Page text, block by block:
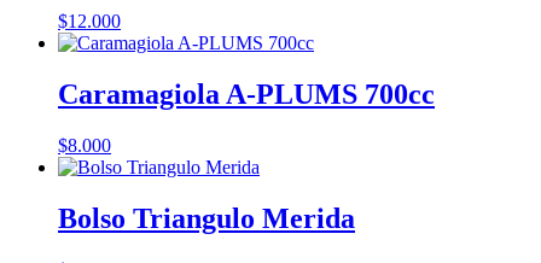
$12.000
Caramagiola A-PLUMS 700cc
$8.000
Bolso Triangulo Merida